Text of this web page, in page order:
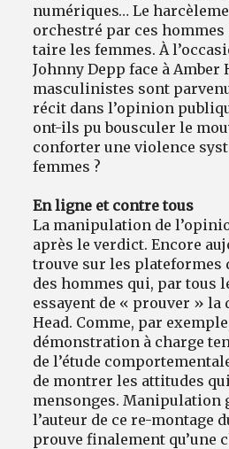
numériques… Le
orchestré par ces hommes
taire les femmes. À
Johnny Depp face à Amber
masculinistes sont
récit dans l’opinion
ont-ils pu bousculer le
conforter une violence
femmes ?
En ligne et contre tous
La manipulation de
après le verdict. Encore
trouve sur les plateformes
des hommes qui, par tous
essayent de « prouver » la
Head. Comme, par
démonstration à charge
de l’étude
de montrer les attitudes
mensonges. Manipulation
l’auteur de ce re-montage
prouve finalement qu’une